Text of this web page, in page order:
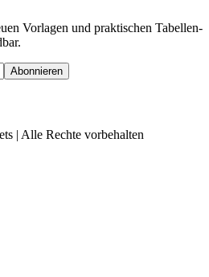
Vorlagen und praktischen Tabellen-
Abonnieren
| Alle Rechte vorbehalten